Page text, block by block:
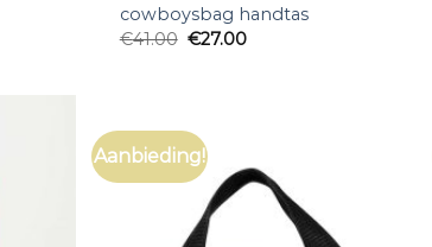
cowboysbag handtas
€41.00 €27.00
Aanbieding!